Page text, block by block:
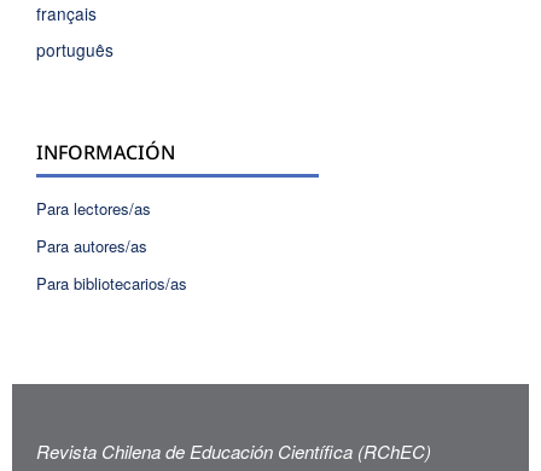
français
português
INFORMACIÓN
Para lectores/as
Para autores/as
Para bibliotecarios/as
Revista Chilena de Educación Científica (RChEC)